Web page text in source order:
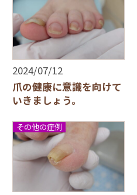
2024/07/12
爪の健康に意識を向けて
いきましょう。
その他の症例